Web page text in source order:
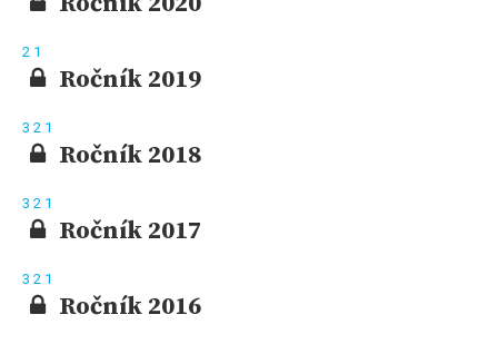
2 1
Ročník 2019
3 2 1
Ročník 2018
3 2 1
Ročník 2017
3 2 1
Ročník 2016